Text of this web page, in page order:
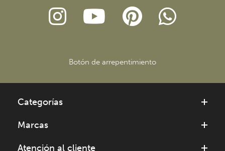
Botón de arrepentimiento
Categorías
Marcas
Atención al cliente